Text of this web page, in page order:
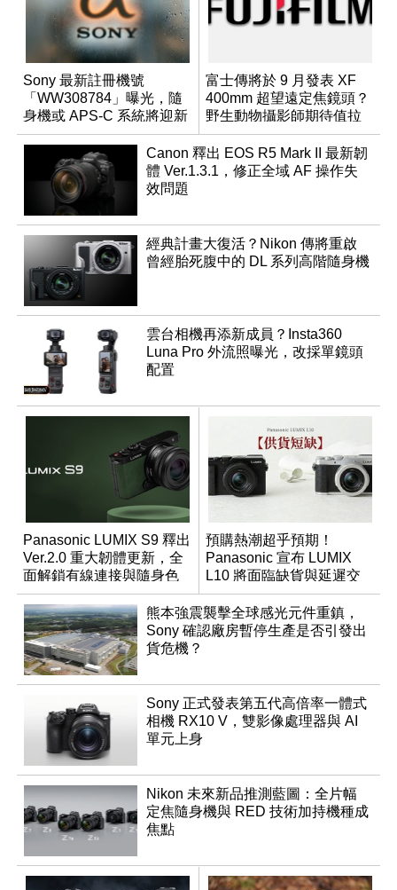
Sony 最新註冊機號
「WW308784」曝光，隨
身機或 APS-C 系統將迎新
成員？
富士傳將於 9 月發表 XF
400mm 超望遠定焦鏡頭？
野生動物攝影師期待值拉
滿
Canon 釋出 EOS R5 Mark II 最新韌
體 Ver.1.3.1，修正全域 AF 操作失
效問題
經典計畫大復活？Nikon 傳將重啟
曾經胎死腹中的 DL 系列高階隨身機
雲台相機再添新成員？Insta360
Luna Pro 外流照曝光，改採單鏡頭
配置
Panasonic LUMIX S9 釋出
Ver.2.0 重大韌體更新，全
面解鎖有線連接與隨身色
調編輯
預購熱潮超乎預期！
Panasonic 宣布 LUMIX
L10 將面臨缺貨與延遲交
貨時間
熊本強震襲擊全球感光元件重鎮，
Sony 確認廠房暫停生產是否引發出
貨危機？
Sony 正式發表第五代高倍率一體式
相機 RX10 V，雙影像處理器與 AI
單元上身
Nikon 未來新品推測藍圖：全片幅
定焦隨身機與 RED 技術加持機種成
焦點